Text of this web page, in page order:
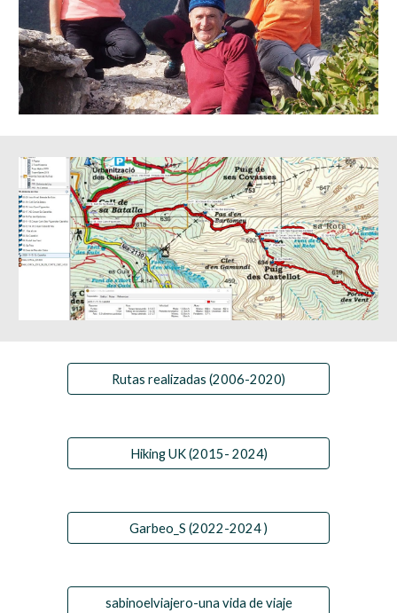
Rutas realizadas (2006-2020)
Hiking UK (2015- 2024)
Garbeo_S (2022-2024 )
sabinoelviajero-una vida de viaje